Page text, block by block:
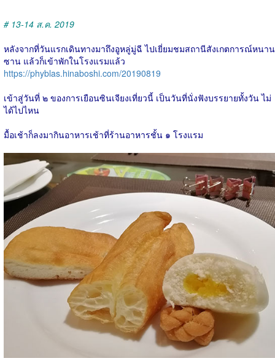
# 13-14 ส.ค. 2019
หลังจากที่วันแรกเดินทางมาถึงอูหลู่มู่ฉี ไปเยี่ยมชมสถานีสังเกตการณ์หนาน
ซาน แล้วก็เข้าพักในโรงแรมแล้ว
https://phyblas.hinaboshi.com/20190819
เข้าสู่วันที่ ๒ ของการเยือนซินเจียงเที่ยวนี้ เป็นวันที่นั่งฟังบรรยายทั้งวัน ไม่
ได้ไปไหน
มื้อเช้าก็ลงมากินอาหารเช้าที่ร้านอาหารชั้น ๑ โรงแรม